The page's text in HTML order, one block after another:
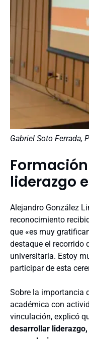
Gabriel Soto Ferrada,
liderazgo
Alejandro González
reconocimiento
que «es muy
destaque el recorrido
universitaria. Estoy
participar de esta
Sobre la importancia
académica con
vinculación, explicó
desarrollar